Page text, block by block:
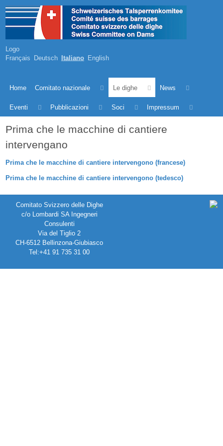
Logo
Français Deutsch Italiano English
Home Comitato nazionale Le dighe News
Eventi Pubblicazioni Soci Impressum
Prima che le macchine di cantiere
intervengano
Prima che le macchine di cantiere intervengono (francese)
Prima che le macchine di cantiere intervengono (tedesco)
Comitato Svizzero delle Dighe
c/o Lombardi SA Ingegneri
Consulenti
Via del Tiglio 2
CH-6512 Bellinzona-Giubiasco
Tel:+41 91 735 31 00